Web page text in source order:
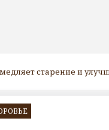
старение и